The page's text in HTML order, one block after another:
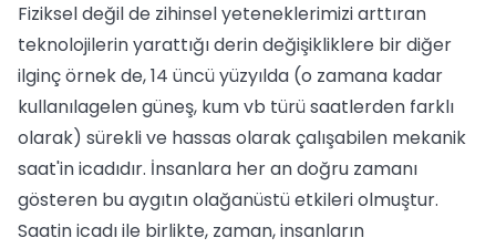
Fiziksel değil de zihinsel yeteneklerimizi arttıran
teknolojilerin yarattığı derin değişikliklere bir diğer
ilginç örnek de, 14 üncü yüzyılda (o zamana kadar
kullanılagelen güneş, kum vb türü saatlerden farklı
olarak) sürekli ve hassas olarak çalışabilen mekanik
saat'in icadıdır. İnsanlara her an doğru zamanı
gösteren bu aygıtın olağanüstü etkileri olmuştur.
Saatin icadı ile birlikte, zaman, insanların